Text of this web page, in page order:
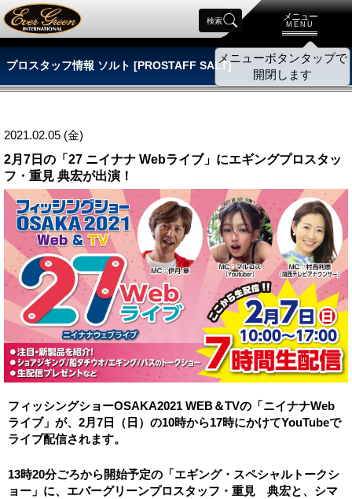
メニュー
MENU
検索
プロスタッフ情報 ソルト [PROSTAFF SALT]
2021.02.05 (金)
2月7日の「27 ニイナナ Webライブ」にエギングプロスタッ
フ・重見 典宏が出演！
フィッシングショーOSAKA2021 WEB＆TVの「ニイナナWeb
ライブ」が、2月7日（日）の10時から17時にかけてYouTubeで
ライブ配信されます。
13時20分ごろから開始予定の「エギング・スペシャルトークシ
ョー」に、エバーグリーンプロスタッフ・重見 典宏と、シマ